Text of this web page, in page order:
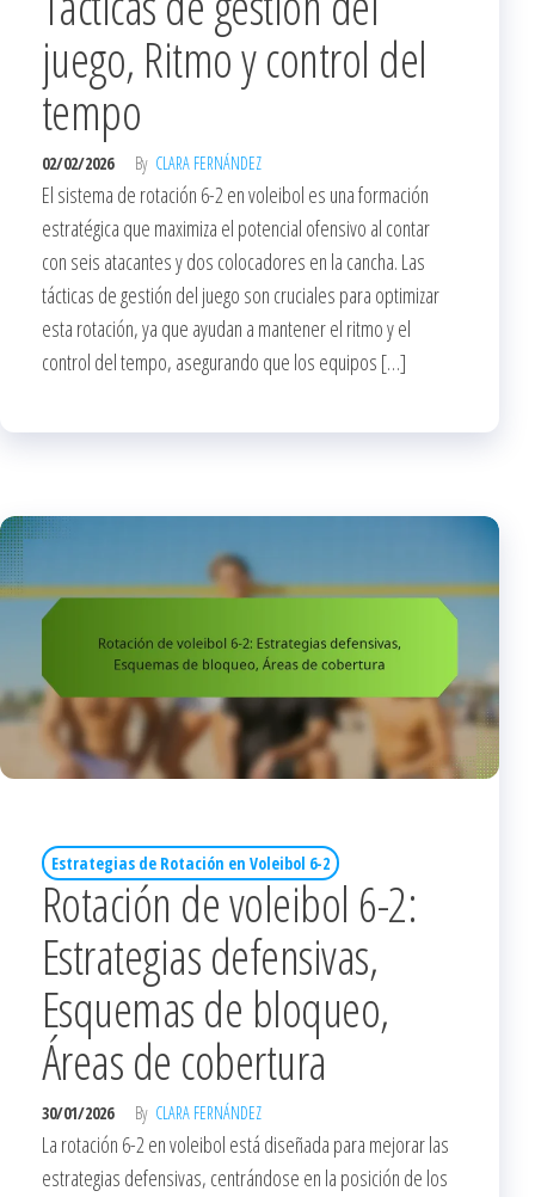
juego, Ritmo y control del
tempo
02/02/2026 By CLARA FERNÁNDEZ
El sistema de rotación 6-2 en voleibol es una formación
estratégica que maximiza el potencial ofensivo al contar
con seis atacantes y dos colocadores en la cancha. Las
tácticas de gestión del juego son cruciales para optimizar
esta rotación, ya que ayudan a mantener el ritmo y el
control del tempo, asegurando que los equipos […]
Estrategias de Rotación en Voleibol 6-2
Rotación de voleibol 6-2:
Estrategias defensivas,
Esquemas de bloqueo,
Áreas de cobertura
30/01/2026 By CLARA FERNÁNDEZ
La rotación 6-2 en voleibol está diseñada para mejorar las
estrategias defensivas, centrándose en la posición de los